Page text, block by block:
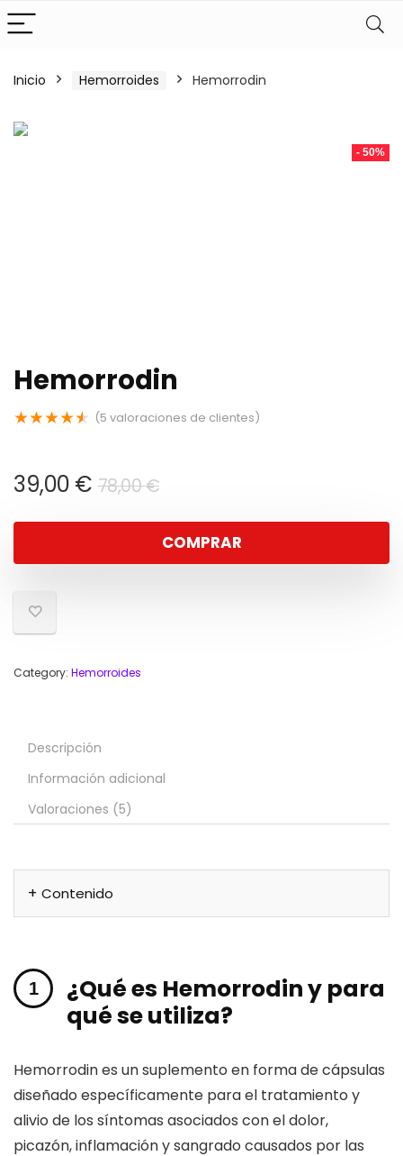
Inicio Hemorroides Hemorrodin
- 50%
Hemorrodin
★★★★★ (5 valoraciones de clientes)
78,00€El
original
era:
39,00 €
El
actual
es:
COMPRAR
Category: Hemorroides
Descripción
Información adicional
Valoraciones (5)
Contenido
¿Qué es Hemorrodin y para
qué se utiliza?
Hemorrodin es un suplemento en forma de cápsulas
diseñado específicamente para el tratamiento y
alivio de los síntomas asociados con el dolor,
picazón, inflamación y sangrado causados por las